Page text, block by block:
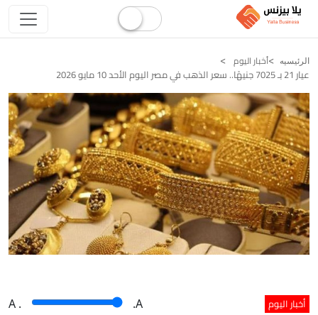
الرئيسيه أخبار اليوم
عيار 21 بـ 7025 جنيهًا.. سعر الذهب في مصر اليوم الأحد 10 مايو 2026
أخبار اليوم A . .A